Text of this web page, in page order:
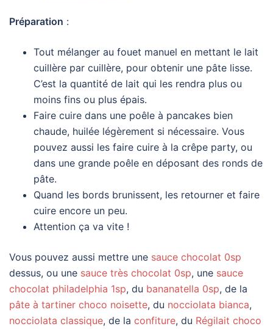
Préparation :
Tout mélanger au fouet manuel en mettant le lait
cuillère par cuillère, pour obtenir une pâte lisse.
C’est la quantité de lait qui les rendra plus ou
moins fins ou plus épais.
Faire cuire dans une poêle à pancakes bien
chaude, huilée légèrement si nécessaire. Vous
pouvez aussi les faire cuire à la crêpe party, ou
dans une grande poêle en déposant des ronds de
pâte.
Quand les bords brunissent, les retourner et faire
cuire encore un peu.
Attention ça va vite !
Vous pouvez aussi mettre une sauce chocolat 0sp
dessus, ou une sauce très chocolat 0sp, une sauce
chocolat philadelphia 1sp, du bananatella 0sp, de la
pâte à tartiner choco noisette, du nocciolata bianca,
nocciolata classique, de la confiture, du Régilait choco